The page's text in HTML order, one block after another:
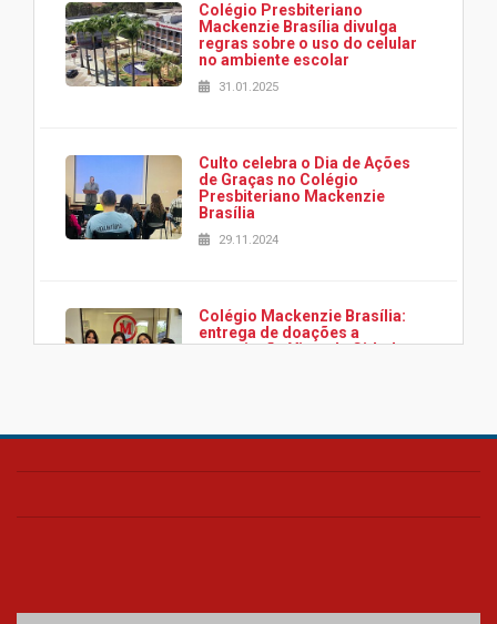
Colégio Presbiteriano
Mackenzie Brasília divulga
regras sobre o uso do celular
no ambiente escolar
31.01.2025
Culto celebra o Dia de Ações
de Graças no Colégio
Presbiteriano Mackenzie
Brasília
29.11.2024
Colégio Mackenzie Brasília:
entrega de doações a
associação Viver da Cidade
Colégio Presbiteriano
os funcionários